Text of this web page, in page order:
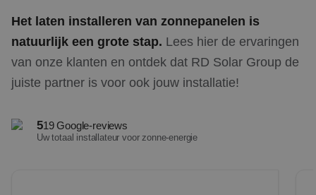
Het laten installeren van zonnepanelen is
natuurlijk een grote stap. Lees hier de ervaringen
van onze klanten en ontdek dat RD Solar Group de
juiste partner is voor ook jouw installatie!
519 Google-reviews
Uw totaal installateur voor zonne-energie